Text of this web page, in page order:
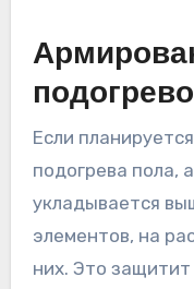
Если
подогрева пола,
укладывается
элементов, на
них. Это